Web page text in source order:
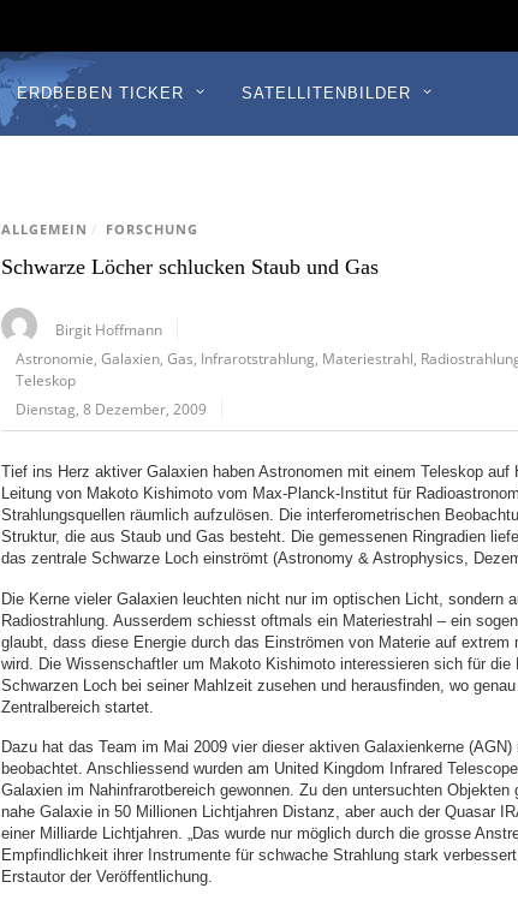
ERDBEBEN TICKER SATELLITENBILDER
ALLGEMEIN / FORSCHUNG
Schwarze Löcher schlucken Staub und Gas
Birgit Hoffmann
Astronomie ,Galaxien ,Gas Infrarotstrahlung Materiestrahl
Teleskop
Dienstag, 8 Dezember, 2009
Tief ins Herz aktiver Galaxien haben Astronomen mit einem Teleskop
Leitung von Makoto Kishimoto vom Max-Planck-Institut für
Strahlungsquellen räumlich aufzulösen. Die interferometrischen
Struktur, die aus Staub und Gas besteht. Die gemessenen Ringradien
das zentrale Schwarze Loch einströmt (Astronomy & Astrophysics,
Die Kerne vieler Galaxien leuchten nicht nur im optischen Licht, sondern
Radiostrahlung. Ausserdem schiesst oftmals ein Materiestrahl – ein
glaubt, dass diese Energie durch das Einströmen von Materie auf
wird. Die Wissenschaftler um Makoto Kishimoto interessieren sich für
Schwarzen Loch bei seiner Mahlzeit zusehen und herausfinden, wo
Zentralbereich startet.
Dazu hat das Team im Mai 2009 vier dieser aktiven Galaxienkerne
beobachtet. Anschliessend wurden am United Kingdom Infrared
Galaxien im Nahinfrarotbereich gewonnen. Zu den untersuchten
nahe Galaxie in 50 Millionen Lichtjahren Distanz, aber auch der Quasar
einer Milliarde Lichtjahren. „Das wurde nur möglich durch die grosse
Empfindlichkeit ihrer Instrumente für schwache Strahlung stark
Erstautor der Veröffentlichung.